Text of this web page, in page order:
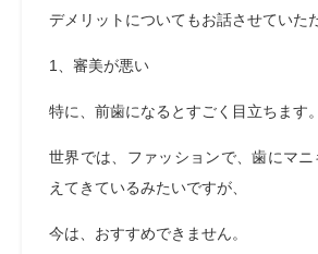
デメリットについてもお話させていた
1、審美が悪い
特に、前歯になるとすごく目立ちます。
世界では、ファッションで、歯にマ
えてきているみたいですが、
今は、おすすめできません。